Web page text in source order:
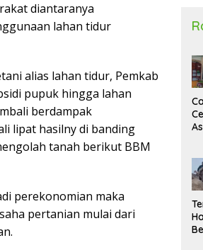
diantaranya
lahan tidur
alias lahan tidur, Pemkab
pupuk hingga lahan
berdampak
lipat hasilny di banding
tanah berikut BBM
perekonomian maka
pertanian mulai dari